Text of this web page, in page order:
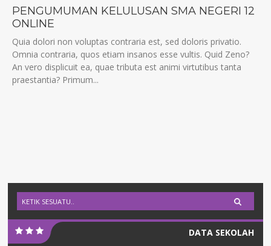
PENGUMUMAN KELULUSAN SMA NEGERI 12
ONLINE
Quia dolori non voluptas contraria est, sed doloris privatio.
Omnia contraria, quos etiam insanos esse vultis. Quid Zeno?
An vero displicuit ea, quae tributa est animi virtutibus tanta
praestantia? Primum...
DATA SEKOLAH